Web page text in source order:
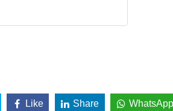
Like Share WhatsApp